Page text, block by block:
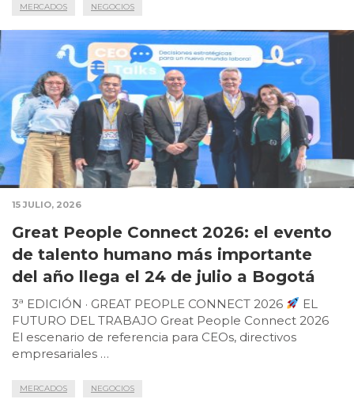
MERCADOS NEGOCIOS
15 JULIO, 2026
Great People Connect 2026: el evento
de talento humano más importante
del año llega el 24 de julio a Bogotá
3ª EDICIÓN · GREAT PEOPLE CONNECT 2026
EL
FUTURO DEL TRABAJO Great People Connect 2026
El escenario de referencia para CEOs, directivos
empresariales …
MERCADOS NEGOCIOS